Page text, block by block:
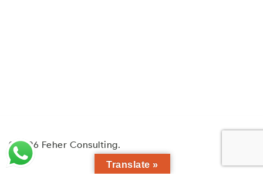
© 2026 Feher Consulting.
Translate »